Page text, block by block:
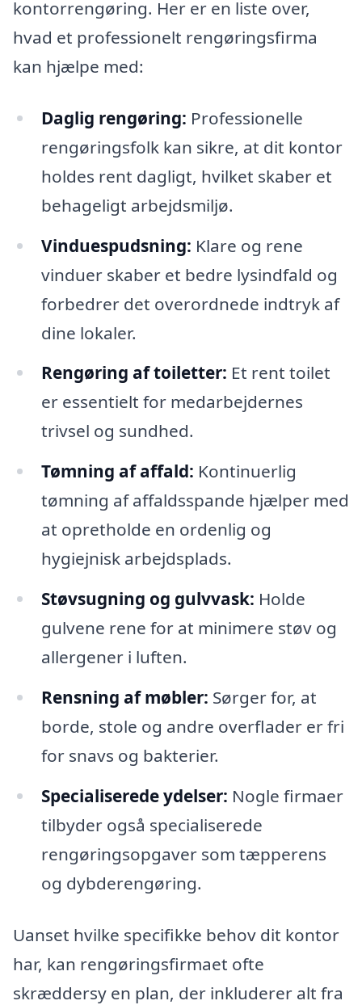
kontorrengøring. Her er en liste over,
hvad et professionelt rengøringsfirma
kan hjælpe med:
Daglig rengøring: Professionelle
rengøringsfolk kan sikre, at dit kontor
holdes rent dagligt, hvilket skaber et
behageligt arbejdsmiljø.
Vinduespudsning: Klare og rene
vinduer skaber et bedre lysindfald og
forbedrer det overordnede indtryk af
dine lokaler.
Rengøring af toiletter: Et rent toilet
er essentielt for medarbejdernes
trivsel og sundhed.
Tømning af affald: Kontinuerlig
tømning af affaldsspande hjælper med
at opretholde en ordenlig og
hygiejnisk arbejdsplads.
Støvsugning og gulvvask: Holde
gulvene rene for at minimere støv og
allergener i luften.
Rensning af møbler: Sørger for, at
borde, stole og andre overflader er fri
for snavs og bakterier.
Specialiserede ydelser: Nogle firmaer
tilbyder også specialiserede
rengøringsopgaver som tæpperens
og dybderengøring.
Uanset hvilke specifikke behov dit kontor
har, kan rengøringsfirmaet ofte
skræddersy en plan, der inkluderer alt fra